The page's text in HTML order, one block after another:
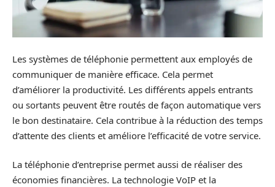
Les systèmes de téléphonie permettent aux employés de
communiquer de manière efficace. Cela permet
d’améliorer la productivité. Les différents appels entrants
ou sortants peuvent être routés de façon automatique vers
le bon destinataire. Cela contribue à la réduction des temps
d’attente des clients et améliore l’efficacité de votre service.
La téléphonie d’entreprise permet aussi de réaliser des
économies financières. La technologie VoIP et la